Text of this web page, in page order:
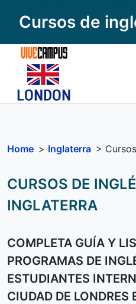
Cursos de
Home > Inglaterra >
CURSOS DE
INGLATERRA
COMPLETA GUÍA Y
PROGRAMAS DE
ESTUDIANTES
CIUDAD DE LONDRES